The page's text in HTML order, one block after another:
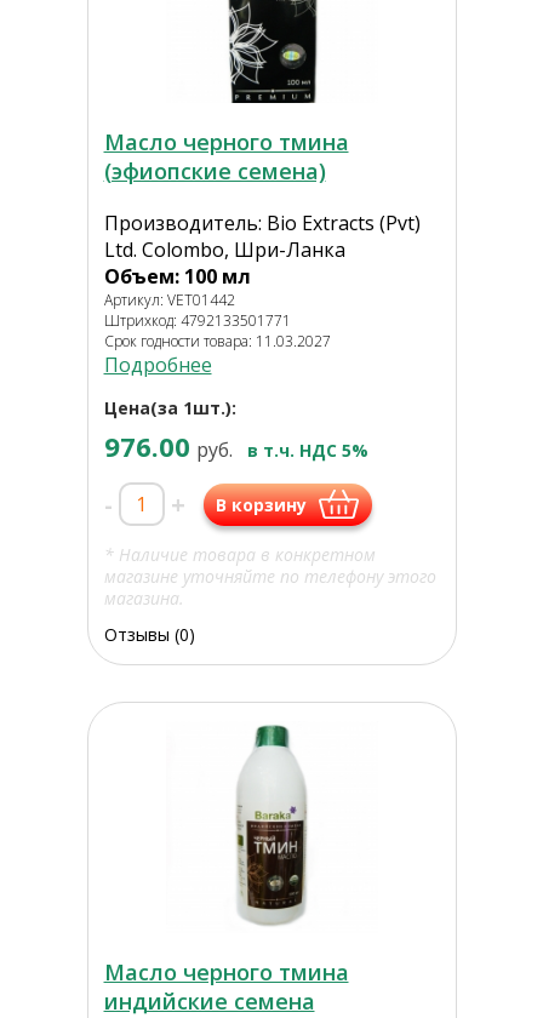
Масло черного тмина
(эфиопские семена)
Производитель: Bio Extracts (Pvt)
Ltd. Colombo, Шри-Ланка
Объем: 100 мл
Артикул: VET01442
Штрихкод: 4792133501771
Срок годности товара: 11.03.2027
Подробнее
Цена(за 1шт.):
976.00 руб. в т.ч. НДС 5%
- + В корзину
* Наличие товара в конкретном
магазине уточняйте по телефону этого
магазина.
Отзывы (0)
Масло черного тмина
индийские семена